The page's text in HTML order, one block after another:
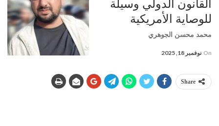
القانون الدولي وسيلة
للوصاية الأمريكية
محمد محسن الجوهري
On نوفمبر 18, 2025
Share